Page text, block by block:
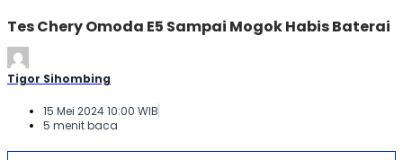
Tes Chery Omoda E5 Sampai Mogok Habis Baterai
Tigor Sihombing
15 Mei 2024 10:00 WIB
5 menit baca